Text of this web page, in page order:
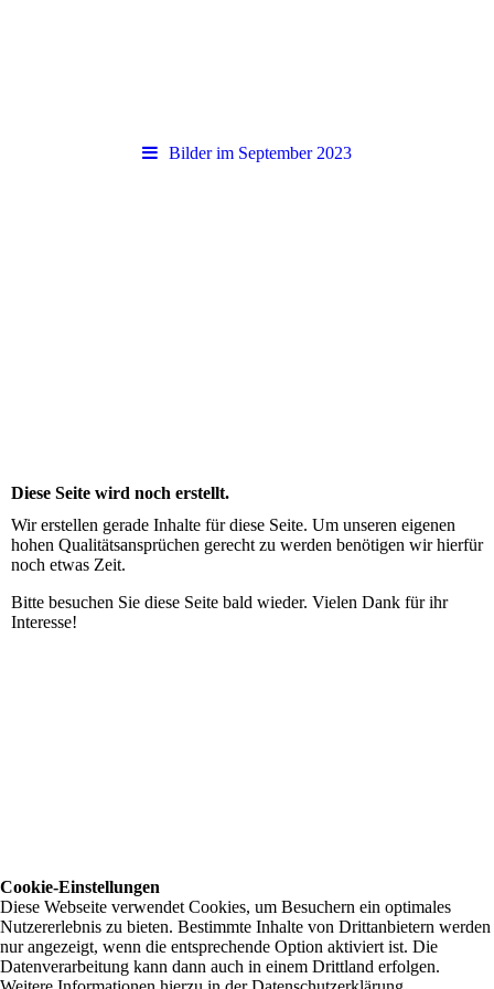
Bilder im September 2023
Diese Seite wird noch erstellt.
Wir erstellen gerade Inhalte für diese Seite. Um unseren eigenen
hohen Qualitätsansprüchen gerecht zu werden benötigen wir hierfür
noch etwas Zeit.
Bitte besuchen Sie diese Seite bald wieder. Vielen Dank für ihr
Interesse!
Cookie-Einstellungen
Diese Webseite verwendet Cookies, um Besuchern ein optimales
Nutzererlebnis zu bieten. Bestimmte Inhalte von Drittanbietern werden
nur angezeigt, wenn die entsprechende Option aktiviert ist. Die
Datenverarbeitung kann dann auch in einem Drittland erfolgen.